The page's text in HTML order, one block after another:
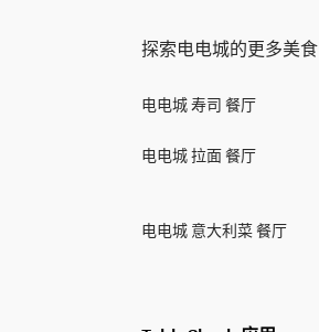
探索电电城的更多美食
电电城 寿司 餐厅
电电城 拉面 餐厅
电电城 意大利菜 餐厅